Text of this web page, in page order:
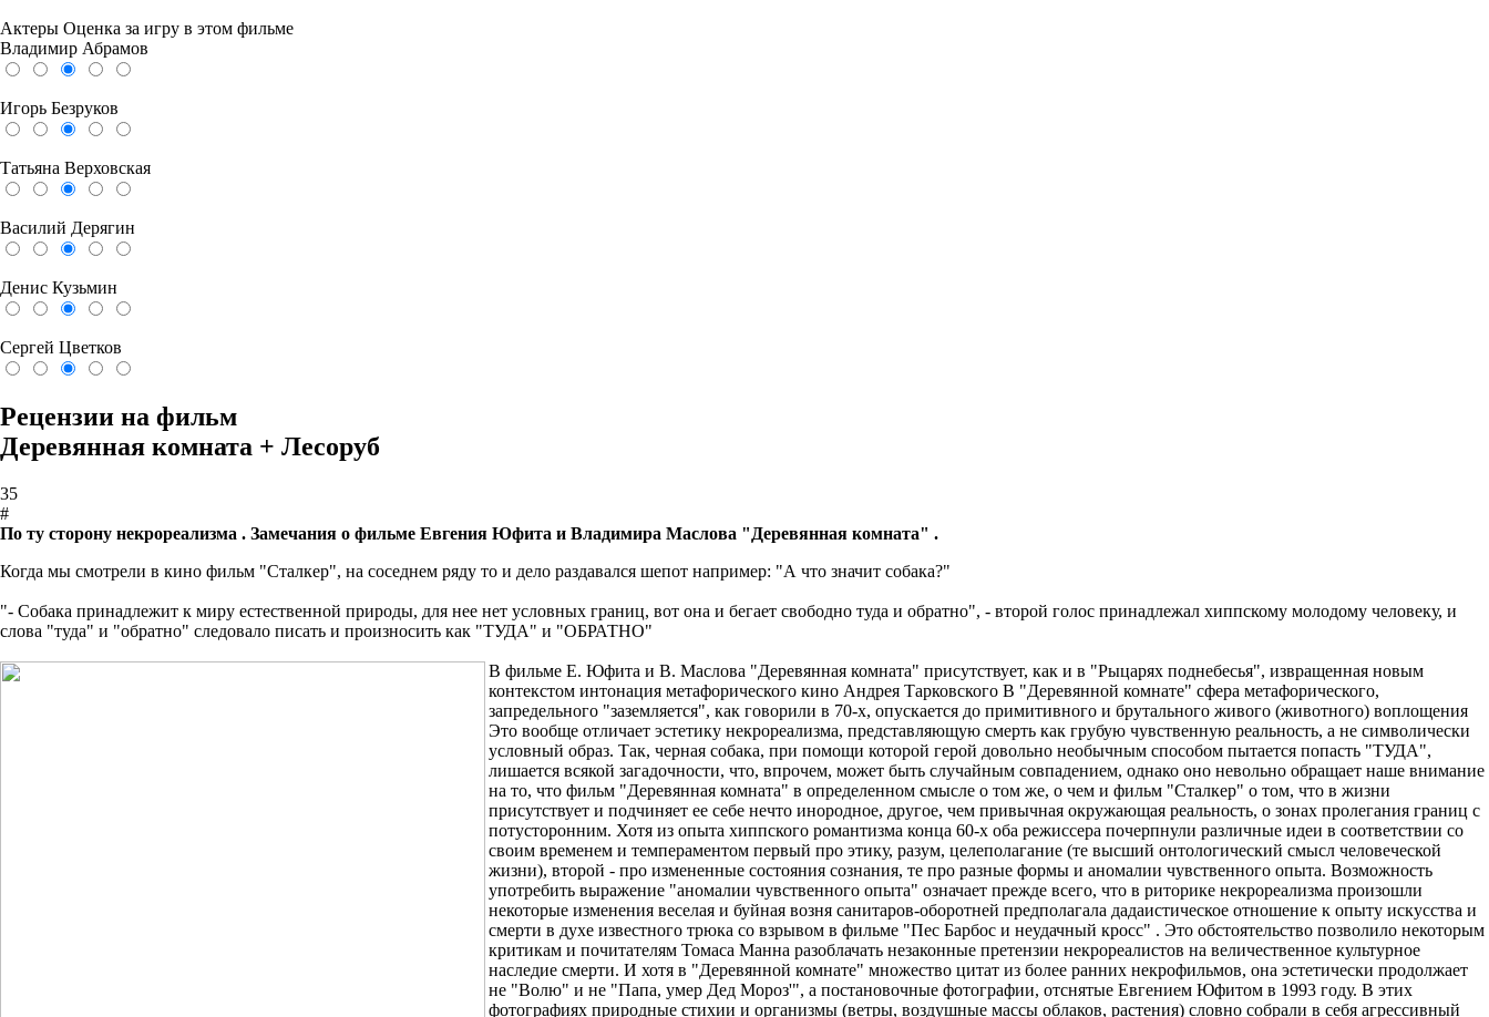
Актеры Оценка за игру в этом фильме
Владимир Абрамов
Игорь Безруков
Татьяна Верховская
Василий Дерягин
Денис Кузьмин
Сергей Цветков
Рецензии на фильм
Деревянная комната + Лесоруб
35
#
По ту сторону некрореализма . Замечания о фильме Евгения Юфита и Владимира Маслова "Деревянная комната" .
Когда мы смотрели в кино фильм "Сталкер", на соседнем ряду то и дело раздавался шепот например: "А что значит собака?"
"- Собака принадлежит к миру естественной природы, для нее нет условных границ, вот она и бегает свободно туда и обратно", - второй голос принадлежал хиппскому молодому человеку, и
слова "туда" и "обратно" следовало писать и произносить как "ТУДА" и "ОБРАТНО"
В фильме Е. Юфита и В. Маслова "Деревянная комната" присутствует, как и в "Рыцарях поднебесья", извращенная новым
контекстом интонация метафорического кино Андрея Тарковского В "Деревянной комнате" сфера метафорического,
запредельного "заземляется", как говорили в 70-х, опускается до примитивного и брутального живого (животного) воплощения
Это вообще отличает эстетику некрореализма, представляющую смерть как грубую чувственную реальность, а не символически
условный образ. Так, черная собака, при помощи которой герой довольно необычным способом пытается попасть "ТУДА",
лишается всякой загадочности, что, впрочем, может быть случайным совпадением, однако оно невольно обращает наше внимание
на то, что фильм "Деревянная комната" в определенном смысле о том же, о чем и фильм "Сталкер" о том, что в жизни
присутствует и подчиняет ее себе нечто инородное, другое, чем привычная окружающая реальность, о зонах пролегания границ с
потусторонним. Хотя из опыта хиппского романтизма конца 60-х оба режиссера почерпнули различные идеи в соответствии со
своим временем и темпераментом первый про этику, разум, целеполагание (те высший онтологический смысл человеческой
жизни), второй - про измененные состояния сознания, те про разные формы и аномалии чувственного опыта. Возможность
употребить выражение "аномалии чувственного опыта" означает прежде всего, что в риторике некрореализма произошли
некоторые изменения веселая и буйная возня санитаров-оборотней предполагала дадаистическое отношение к опыту искусства и
смерти в духе известного трюка со взрывом в фильме "Пес Барбос и неудачный кросс" . Это обстоятельство позволило некоторым
критикам и почитателям Томаса Манна разоблачать незаконные претензии некрореалистов на величественное культурное
наследие смерти. И хотя в "Деревянной комнате" множество цитат из более ранних некрофильмов, она эстетически продолжает
не "Волю" и не "Папа, умер Дед Мороз'", а постановочные фотографии, отснятые Евгением Юфитом в 1993 году. В этих
фотографиях природные стихии и организмы (ветры, воздушные массы облаков, растения) словно собрали в себя агрессивный